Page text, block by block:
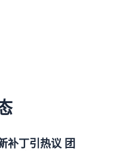
补丁引热议 团